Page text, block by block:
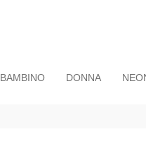
BAMBINO DONNA